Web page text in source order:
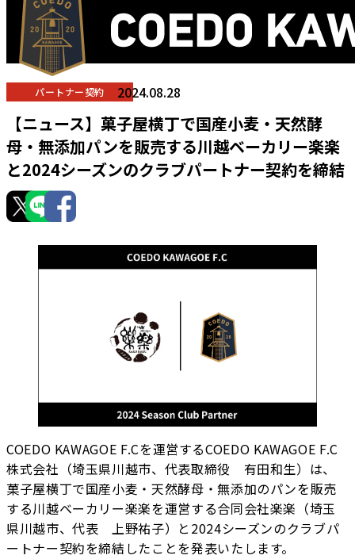
パートナー契約 2024.08.28
【ニュース】菓子屋横丁で国産小麦・天然酵
母・無添加パンを販売する川越ベーカリー楽楽
と2024シーズンのクラブパートナー契約を締結
COEDO KAWAGOE F.Cを運営するCOEDO KAWAGOE F.C
株式会社（埼玉県川越市、代表取締役 有田和生）は、
菓子屋横丁で国産小麦・天然酵母・無添加のパンを販売
する川越ベーカリー楽楽を運営する合同会社楽楽（埼玉
県川越市、代表 上野祐子）と2024シーズンのクラブパ
ートナー契約を締結したことを発表いたします。